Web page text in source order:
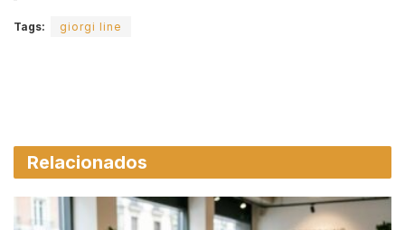
Tags: giorgi line
Relacionados